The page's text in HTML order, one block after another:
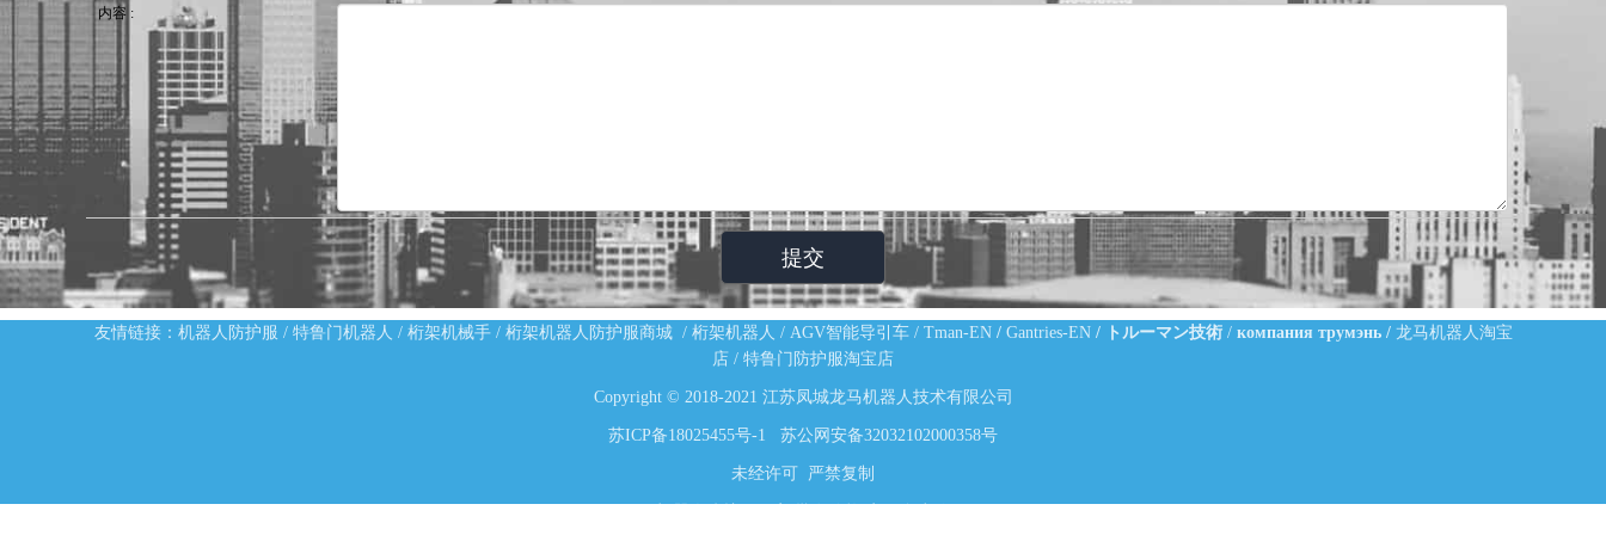
内容 :
友情链接： 机器人防护服 / 特鲁门机器人 / 桁架机械手/ 桁架机器人防护服商城/ 桁架机器人 / AGV智能导引车/ Tman-EN/ Gantries-EN / トルーマン技術 / компания трумэнь/ 龙马机器人淘宝
店 / 特鲁门防护服淘宝店
Copyright © 2018-2021 江苏凤城龙马机器人技术有限公司
苏ICP备18025455号-1 苏公网安备32032102000358号
未经许可 严禁复制